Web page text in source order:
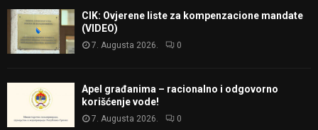
CIK: Ovjerene liste za kompenzacione mandate
(VIDEO)
7. Augusta 2026. 0
Apel građanima – racionalno i odgovorno
korišćenje vode!
7. Augusta 2026. 0